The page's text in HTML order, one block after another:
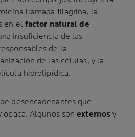
llamada filagrina, la
en el factor natural de
insuficiencia de las
de la
de las células, y la
hidrolipídica.
desencadenantes que
opaca. Algunos sonexternos y